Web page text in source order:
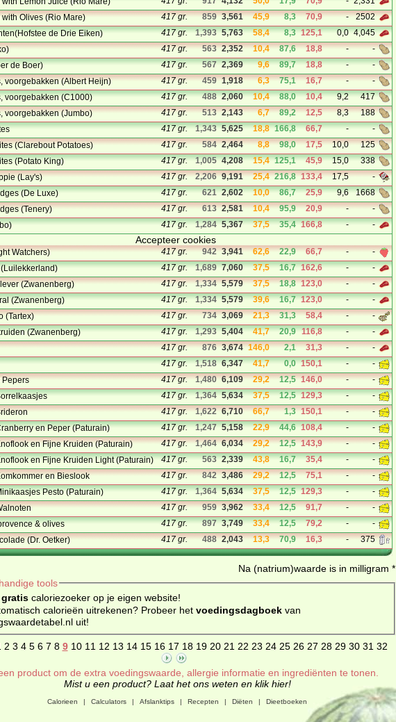
with Olives (Rio Mare)
417 gr. 859 3,561 45,9 8,3 70,9 -
2502
de Drie Eiken)
417 gr. 1,393 5,763 58,4 8,3 125,1 0,0 4,045
417 gr. 563 2,352 10,4 87,6 18,8 -
-
de Boer)
417 gr. 567 2,369 9,6 89,7 18,8 -
-
voorgebakken (Albert Heijn)
417 gr. 459 1,918 6,3 75,1 16,7 -
-
voorgebakken (C1000)
417 gr. 488 2,060 10,4 88,0 10,4 9,2
417
voorgebakken (Jumbo)
417 gr. 513 2,143 6,7 89,2 12,5 8,3
188
417 gr. 1,343 5,625 18,8 166,8 66,7 -
-
(Clarebout Potatoes)
417 gr. 584 2,464 8,8 98,0 17,5 10,0
125
(Potato King)
417 gr. 1,005 4,208 15,4 125,1 45,9 15,0
338
(Lay's)
417 gr. 2,206 9,191 25,4 216,8 133,4 17,5
-
(De Luxe)
417 gr. 621 2,602 10,0 86,7 25,9 9,6
1668
(Tenery)
417 gr. 613 2,581 10,4 95,9 20,9 -
-
417 gr. 1,284 5,367 37,5 35,4 166,8 - -
Accepteer cookies
Watchers) 417 gr. 942 3,941 62,6 22,9 66,7 -
-
417 gr. 1,689 7,060 37,5 16,7 162,6 -
-
(Zwanenberg)
417 gr. 1,334 5,579 37,5 18,8 123,0 -
-
(Zwanenberg)
417 gr. 1,334 5,579 39,6 16,7 123,0 -
-
(Tartex)
417 gr. 734 3,069 21,3 31,3 58,4 -
-
(Zwanenberg)
417 gr. 1,293 5,404 41,7 20,9 116,8 -
-
417 gr. 876 3,674 146,0 2,1 31,3 -
-
417 gr. 1,518 6,347 41,7 0,0 150,1 -
-
Pepers
417 gr. 1,480 6,109 29,2 12,5 146,0 -
-
417 gr. 1,364 5,634 37,5 12,5 129,3 -
-
417 gr. 1,622 6,710 66,7 1,3 150,1 -
-
en Peper (Paturain)
417 gr. 1,247 5,158 22,9 44,6 108,4 -
-
en Fijne Kruiden (Paturain)
417 gr. 1,464 6,034 29,2 12,5 143,9 -
-
en Fijne Kruiden Light (Paturain)
417 gr. 563 2,339 43,8 16,7 35,4 -
-
en Bieslook
417 gr. 842 3,486 29,2 12,5 75,1 -
-
Pesto (Paturain)
417 gr. 1,364 5,634 37,5 12,5 129,3 -
-
417 gr. 959 3,962 33,4 12,5 91,7 -
-
& olives
417 gr. 897 3,749 33,4 12,5 79,2 -
-
(Dr. Oetker)
417 gr. 488 2,043 13,3 70,9 16,3 - 375
Na (natrium)waarde is in milligram *
tools
gratiscaloriezoeker op je eigen website!
calorieën uitrekenen? Probeer het voedingsdagboekvan
uit!
2 3 4 5 6 7 8 9 10 11 12 13 14 15 16 17 18 19 20 21 22 23 24 25 26 27 28 29 30 31 32
product om de extra voedingswaarde, allergie informatie en ingrediënten te tonen.
Mist u een product? Laat het ons weten en klik hier!
Calorieen | Calculators | Afslanktips | Recepten | Diëten | Dieetboeken